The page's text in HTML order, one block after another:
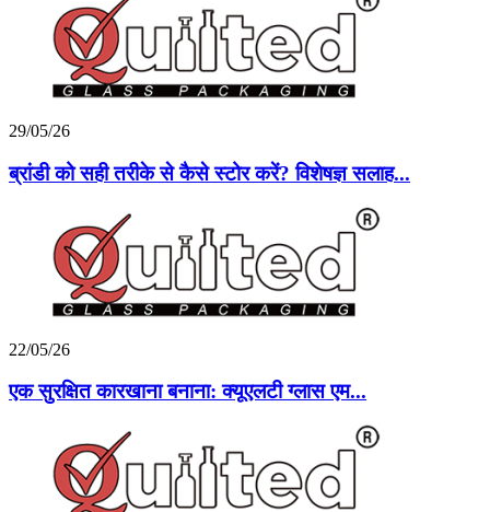
29/05/26
ब्रांडी को सही तरीके से कैसे स्टोर करें? विशेषज्ञ सलाह...
22/05/26
एक सुरक्षित कारखाना बनाना: क्यूएलटी ग्लास एम...